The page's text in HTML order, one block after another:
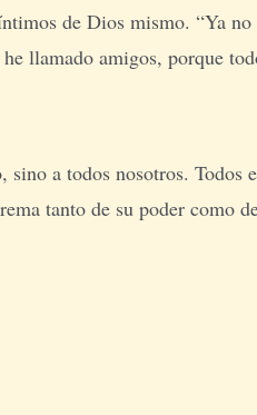
de Dios mismo. “Ya
llamado amigos, porque
a todos nosotros.
tanto de su poder como